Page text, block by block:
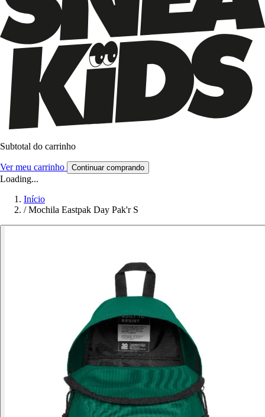
Subtotal do carrinho
Ver meu carrinho Continuar comprando
Loading...
Início
/ Mochila Eastpak Day Pak'r S